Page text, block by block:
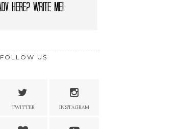
FOLLOW US
TWITTER INSTAGRAM